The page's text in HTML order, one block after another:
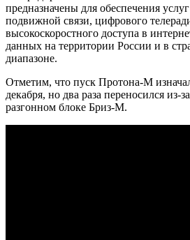
предназначены для обеспечения
подвижной связи, цифрового
высокоскоростного доступа в
данных на территории России и в
диапазоне.
Отметим, что пуск Протона-М
декабря, но два раза переносился
разгонном блоке Бриз-М.